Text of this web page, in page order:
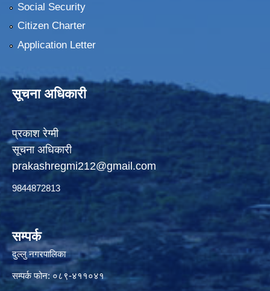
Social Security
Citizen Charter
Application Letter
सूचना अधिकारी
प्रकाश रेग्मी
सूचना अधिकारी
prakashregmi212@gmail.com
9844872813
सम्पर्क
दुल्लु नगरपालिका
सम्पर्क फोन: ०८९-४११०४१